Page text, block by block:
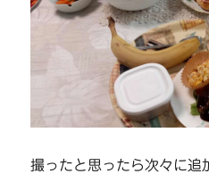
撮ったと思ったら次々に追